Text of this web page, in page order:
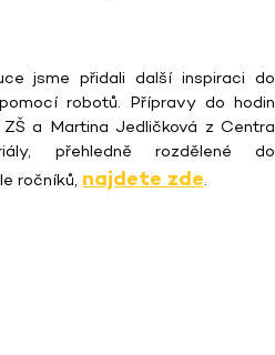
jsme přidali další inspiraci do
robotů. Přípravy do hodin
a Martina Jedličková z Centra
přehledně rozdělené do
ročníků, najdete zde.